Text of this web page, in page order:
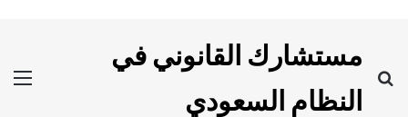
مستشارك القانوني في
النظام السعودي